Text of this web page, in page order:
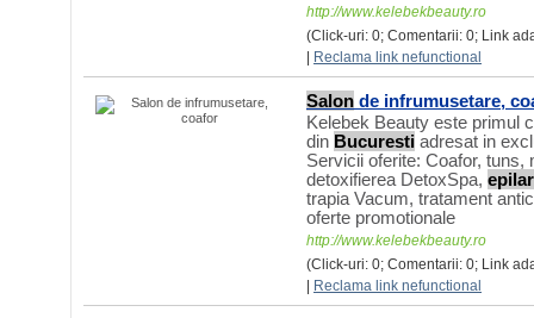
http://www.kelebekbeauty.ro
(Click-uri: 0; Comentarii: 0; Link
Reclama link nefunctional
Salon de infrumusetare,
Kelebek Beauty este primul
din Bucuresti adresat in
Servicii oferite: Coafor, tuns,
detoxifierea DetoxSpa,
trapia Vacum, tratament
oferte promotionale
http://www.kelebekbeauty.ro
(Click-uri: 0; Comentarii: 0; Link
Reclama link nefunctional